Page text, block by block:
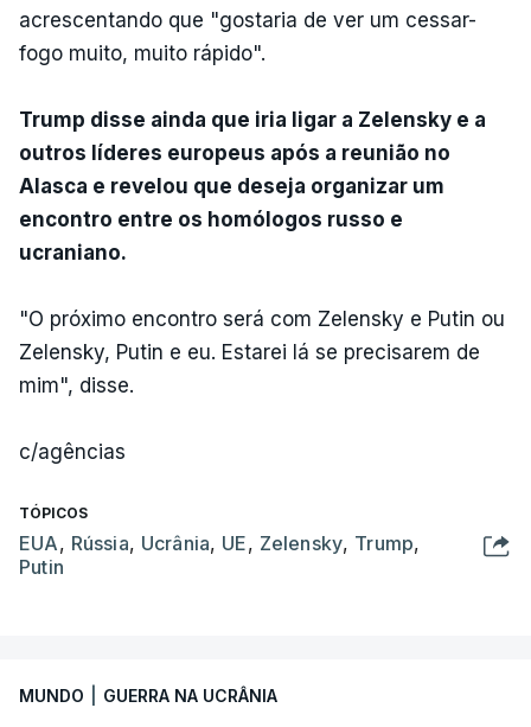
acrescentando que "gostaria de ver um cessar-
fogo muito, muito rápido".
Trump disse ainda que iria ligar a Zelensky e a
outros líderes europeus após a reunião no
Alasca e revelou que deseja organizar um
encontro entre os homólogos russo e
ucraniano.
"O próximo encontro será com Zelensky e Putin ou
Zelensky, Putin e eu. Estarei lá se precisarem de
mim", disse.
c/agências
TÓPICOS
EUA, Rússia, Ucrânia, UE, Zelensky, Trump,
Putin
MUNDO GUERRA NA UCRÂNIA